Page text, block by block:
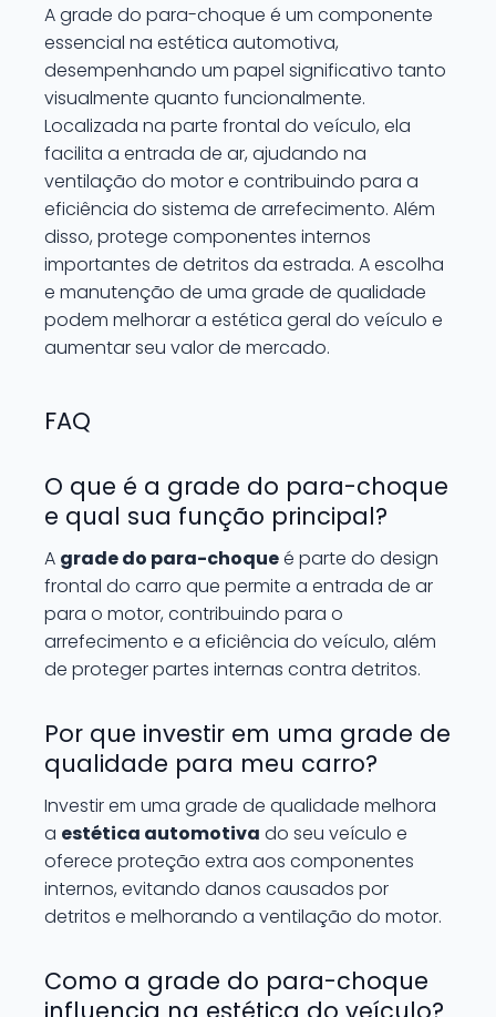
A grade do para-choque é um componente
essencial na estética automotiva,
desempenhando um papel significativo tanto
visualmente quanto funcionalmente.
Localizada na parte frontal do veículo, ela
facilita a entrada de ar, ajudando na
ventilação do motor e contribuindo para a
eficiência do sistema de arrefecimento. Além
disso, protege componentes internos
importantes de detritos da estrada. A escolha
e manutenção de uma grade de qualidade
podem melhorar a estética geral do veículo e
aumentar seu valor de mercado.
FAQ
O que é a grade do para-choque
e qual sua função principal?
A grade do para-choqueé parte do design
frontal do carro que permite a entrada de ar
para o motor, contribuindo para o
arrefecimento e a eficiência do veículo, além
de proteger partes internas contra detritos.
Por que investir em uma grade de
qualidade para meu carro?
Investir em uma grade de qualidade melhora
a estética automotiva do seu veículo e
oferece proteção extra aos componentes
internos, evitando danos causados por
detritos e melhorando a ventilação do motor.
Como a grade do para-choque